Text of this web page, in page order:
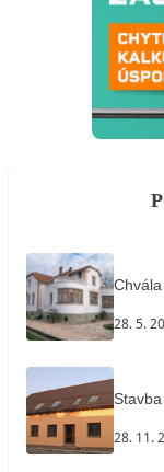
28. 5.
28. 11.